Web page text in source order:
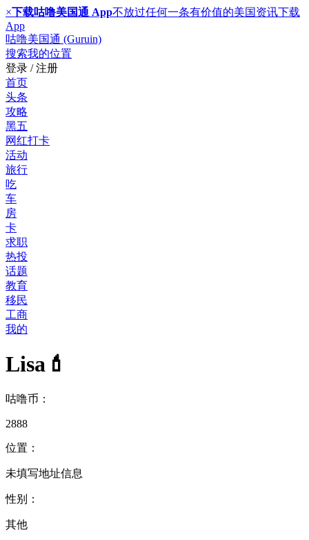
×下载咕噜美国通 App不放过任何一条有价值的美国资讯下载
App
咕噜美国通 (Guruin)
搜索我的位置
登录 / 注册
首页
头条
攻略
黑五
网红打卡
活动
旅行
吃
车
房
卡
求职
热投
话题
教育
移民
工商
我的
Lisa💄
咕噜币：
2888
位置：
未填写地址信息
性别：
其他